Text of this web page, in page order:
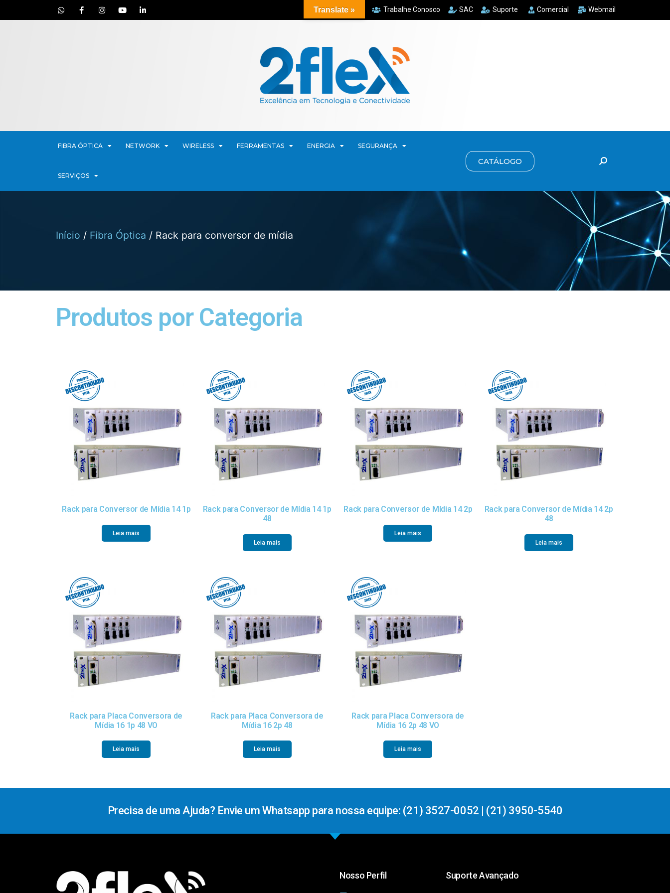
Trabalhe Conosco SAC Suporte Comercial Webmail
FIBRA ÓPTICA NETWORK WIRELESS FERRAMENTAS ENERGIA SEGURANÇA
SERVIÇOS
CATÁLOGO
Início / Fibra Óptica / Rack para conversor de mídia
Produtos por Categoria
Rack para Conversor de Mídia 14 1p
Leia mais
Rack para Conversor de Mídia 14 1p
48
Leia mais
Rack para Conversor de Mídia 14 2p
Leia mais
Rack para Conversor de Mídia 14 2p
48
Leia mais
Rack para Placa Conversora de
Mídia 16 1p 48 VO
Leia mais
Rack para Placa Conversora de
Mídia 16 2p 48
Leia mais
Rack para Placa Conversora de
Mídia 16 2p 48 VO
Leia mais
Precisa de uma Ajuda? Envie um Whatsapp para nossa equipe: (21) 3527-0052 | (21) 3950-5540
Nosso Perfil Suporte Avançado
Translate »